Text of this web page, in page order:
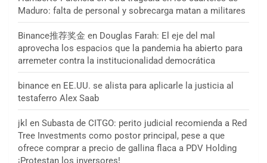
Maduro: falta de personal y sobrecarga matan a militares
Binance推荐奖金 en Douglas Farah: El eje del mal
aprovecha los espacios que la pandemia ha abierto para
arremeter contra la institucionalidad democrática
binance en EE.UU. se alista para aplicarle la justicia al
testaferro Alex Saab
jkl en Subasta de CITGO: perito judicial recomienda a Red
Tree Investments como postor principal, pese a que
ofrece comprar a precio de gallina flaca a PDV Holding
¡Protestan los inversores!